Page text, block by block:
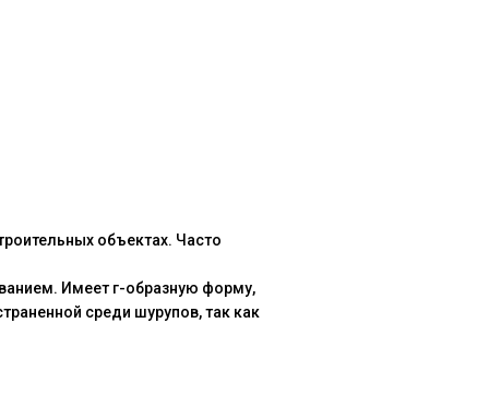
объектах. Часто
Имеет г-образную форму,
среди шурупов, так как